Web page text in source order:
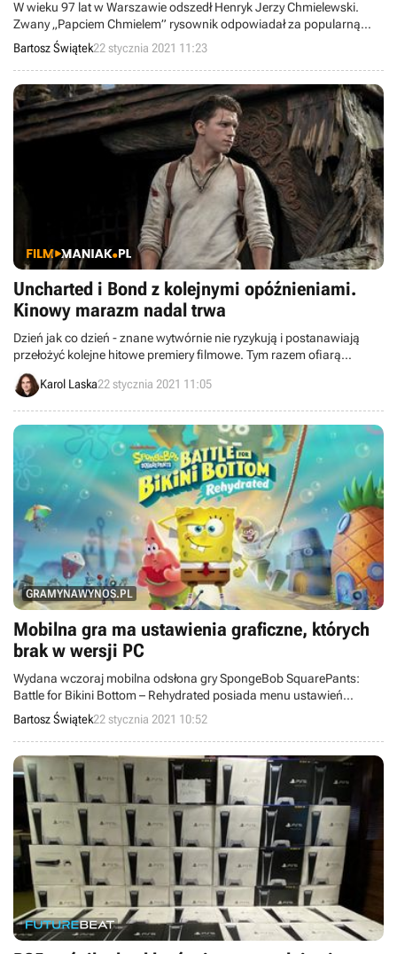
W wieku 97 lat w Warszawie odszedł Henryk Jerzy Chmielewski.
Zwany „Papciem Chmielem” rysownik odpowiadał za popularną
niegdyś serię komiksów Tytus, Romek i A’Tomek.
Bartosz Świątek22 stycznia 2021 11:23
Uncharted i Bond z kolejnymi opóźnieniami.
Kinowy marazm nadal trwa
Dzień jak co dzień - znane wytwórnie nie ryzykują i postanawiają
przełożyć kolejne hitowe premiery filmowe. Tym razem ofiarą
opóźnień stało się Uncharted, a i wiemy w końcu, kiedy obejrzymy
nowy film z agentem 007.
Karol Laska22 stycznia 2021 11:05
GRAMYNAWYNOS.PL
Mobilna gra ma ustawienia graficzne, których
brak w wersji PC
Wydana wczoraj mobilna odsłona gry SpongeBob SquarePants:
Battle for Bikini Bottom – Rehydrated posiada menu ustawień
graficznych. Podobnego „bajeru” nie znajdziemy w wersji
pecetowej.
Bartosz Świątek22 stycznia 2021 10:52